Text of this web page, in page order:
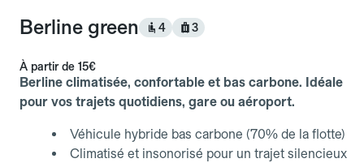
Berline green 4 3
À partir de 15€
Berline climatisée, confortable et bas carbone. Idéale
pour vos trajets quotidiens, gare ou aéroport.
Véhicule hybride bas carbone (70% de la flotte)
Climatisé et insonorisé pour un trajet silencieux